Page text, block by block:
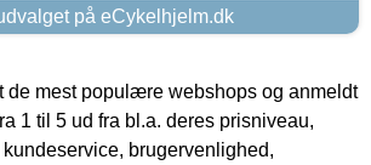
på eCykelhjelm.dk
de mest populære webshops og anmeldt
1 til 5 ud fra bl.a. deres prisniveau,
brugervenlighed,